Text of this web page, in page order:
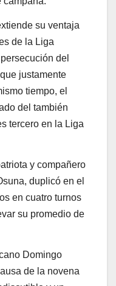
su ventaja
de la Liga
del
justamente
tiempo, el
del también
tercero en la Liga
y compañero
duplicó en el
en cuatro turnos
su promedio de
Domingo
de la novena